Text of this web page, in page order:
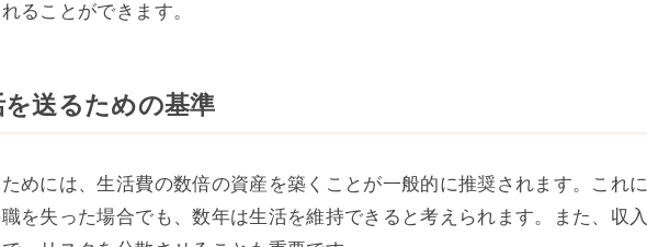
ることができます。
送るための基準
めには、生活費の数倍の資産を築くことが一般的に推奨されます。これに
を失った場合でも、数年は生活を維持できると考えられます。また、収入